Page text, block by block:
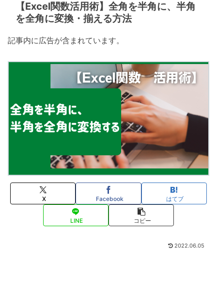
【Excel関数活用術】全角を半角に、半角
を全角に変換・揃える方法
記事内に広告が含まれています。
X Facebook はてブ
LINE コピー
2022.06.05